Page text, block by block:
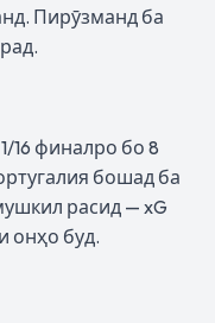
Пирӯзманд ба
16 финалро бо 8
бошад ба
расид — xG
онҳо буд.